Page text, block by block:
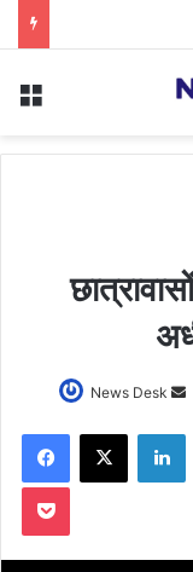
Menu
News Desk
Facebook
X
Pocket